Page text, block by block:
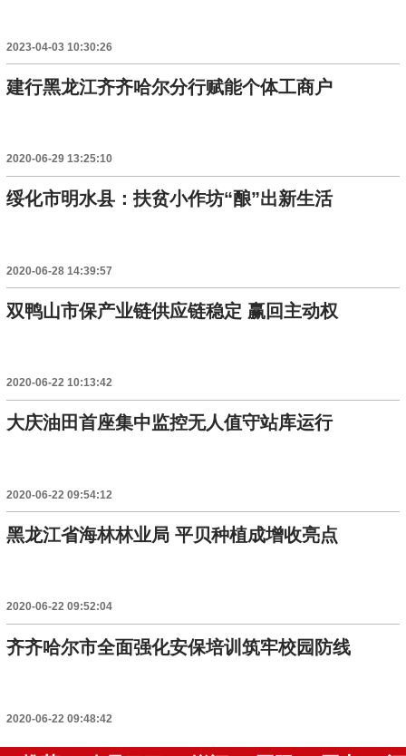
2023-04-03 10:30:26
建行黑龙江齐齐哈尔分行赋能个体工商户
2020-06-29 13:25:10
绥化市明水县：扶贫小作坊“酿”出新生活
2020-06-28 14:39:57
双鸭山市保产业链供应链稳定 赢回主动权
2020-06-22 10:13:42
大庆油田首座集中监控无人值守站库运行
2020-06-22 09:54:12
黑龙江省海林林业局 平贝种植成增收亮点
2020-06-22 09:52:04
齐齐哈尔市全面强化安保培训筑牢校园防线
2020-06-22 09:48:42